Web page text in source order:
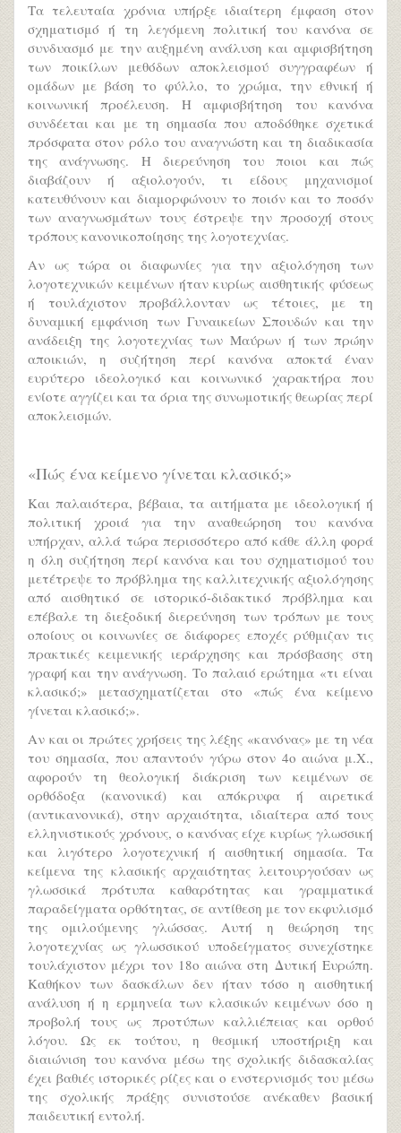
Τα τελευταία χρόνια υπήρξε ιδιαίτερη έμφαση στον
σχηματισμό ή τη λεγόμενη πολιτική του κανόνα σε
συνδυασμό με την αυξημένη ανάλυση και αμφισβήτηση
των ποικίλων μεθόδων αποκλεισμού συγγραφέων ή
ομάδων με βάση το φύλλο, το χρώμα, την εθνική ή
κοινωνική προέλευση. Η αμφισβήτηση του κανόνα
συνδέεται και με τη σημασία που αποδόθηκε σχετικά
πρόσφατα στον ρόλο του αναγνώστη και τη διαδικασία
της ανάγνωσης. Η διερεύνηση του ποιοι και πώς
διαβάζουν ή αξιολογούν, τι είδους μηχανισμοί
κατευθύνουν και διαμορφώνουν το ποιόν και το ποσόν
των αναγνωσμάτων τους έστρεψε την προσοχή στους
τρόπους κανονικοποίησης της λογοτεχνίας.
Αν ως τώρα οι διαφωνίες για την αξιολόγηση των
λογοτεχνικών κειμένων ήταν κυρίως αισθητικής φύσεως
ή τουλάχιστον προβάλλονταν ως τέτοιες, με τη
δυναμική εμφάνιση των Γυναικείων Σπουδών και την
ανάδειξη της λογοτεχνίας των Μαύρων ή των πρώην
αποικιών, η συζήτηση περί κανόνα αποκτά έναν
ευρύτερο ιδεολογικό και κοινωνικό χαρακτήρα που
ενίοτε αγγίζει και τα όρια της συνωμοτικής θεωρίας περί
αποκλεισμών.
«Πώς ένα κείμενο γίνεται κλασικό;»
Και παλαιότερα, βέβαια, τα αιτήματα με ιδεολογική ή
πολιτική χροιά για την αναθεώρηση του κανόνα
υπήρχαν, αλλά τώρα περισσότερο από κάθε άλλη φορά
η όλη συζήτηση περί κανόνα και του σχηματισμού του
μετέτρεψε το πρόβλημα της καλλιτεχνικής αξιολόγησης
από αισθητικό σε ιστορικό-διδακτικό πρόβλημα και
επέβαλε τη διεξοδική διερεύνηση των τρόπων με τους
οποίους οι κοινωνίες σε διάφορες εποχές ρύθμιζαν τις
πρακτικές κειμενικής ιεράρχησης και πρόσβασης στη
γραφή και την ανάγνωση. Το παλαιό ερώτημα «τι είναι
κλασικό;» μετασχηματίζεται στο «πώς ένα κείμενο
γίνεται κλασικό;».
Αν και οι πρώτες χρήσεις της λέξης «κανόνας» με τη νέα
του σημασία, που απαντούν γύρω στον 4ο αιώνα μ.Χ.,
αφορούν τη θεολογική διάκριση των κειμένων σε
ορθόδοξα (κανονικά) και απόκρυφα ή αιρετικά
(αντικανονικά), στην αρχαιότητα, ιδιαίτερα από τους
ελληνιστικούς χρόνους, ο κανόνας είχε κυρίως γλωσσική
και λιγότερο λογοτεχνική ή αισθητική σημασία. Τα
κείμενα της κλασικής αρχαιότητας λειτουργούσαν ως
γλωσσικά πρότυπα καθαρότητας και γραμματικά
παραδείγματα ορθότητας, σε αντίθεση με τον εκφυλισμό
της ομιλούμενης γλώσσας. Αυτή η θεώρηση της
λογοτεχνίας ως γλωσσικού υποδείγματος συνεχίστηκε
τουλάχιστον μέχρι τον 18ο αιώνα στη Δυτική Ευρώπη.
Καθήκον των δασκάλων δεν ήταν τόσο η αισθητική
ανάλυση ή η ερμηνεία των κλασικών κειμένων όσο η
προβολή τους ως προτύπων καλλιέπειας και ορθού
λόγου. Ως εκ τούτου, η θεσμική υποστήριξη και
διαιώνιση του κανόνα μέσω της σχολικής διδασκαλίας
έχει βαθιές ιστορικές ρίζες και ο ενστερνισμός του μέσω
της σχολικής πράξης συνιστούσε ανέκαθεν βασική
παιδευτική εντολή.